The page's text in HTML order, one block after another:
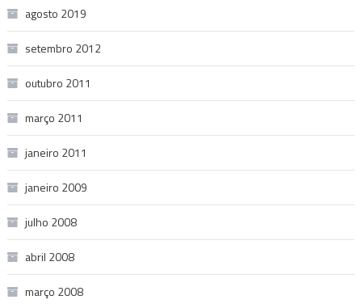
agosto 2019
setembro 2012
outubro 2011
março 2011
janeiro 2011
janeiro 2009
julho 2008
abril 2008
março 2008